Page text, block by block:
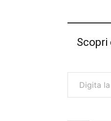
Scopri
Digita la tua e-mail...